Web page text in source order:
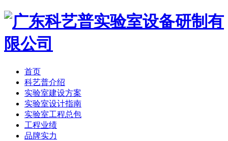
首页
科艺普介绍
实验室建设方案
实验室设计指南
实验室工程总包
工程业绩
品牌实力